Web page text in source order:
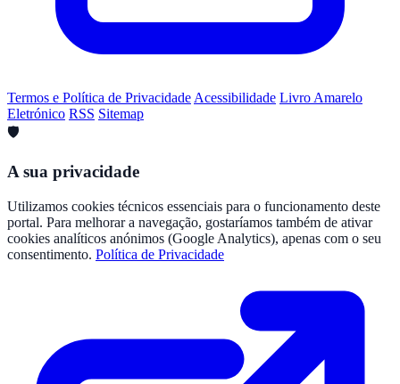
Termos e Política de Privacidade Acessibilidade Livro Amarelo
Eletrónico RSS Sitemap
🛡️
A sua privacidade
Utilizamos cookies técnicos essenciais para o funcionamento deste
portal. Para melhorar a navegação, gostaríamos também de ativar
cookies analíticos anónimos (Google Analytics), apenas com o seu
consentimento. Política de Privacidade